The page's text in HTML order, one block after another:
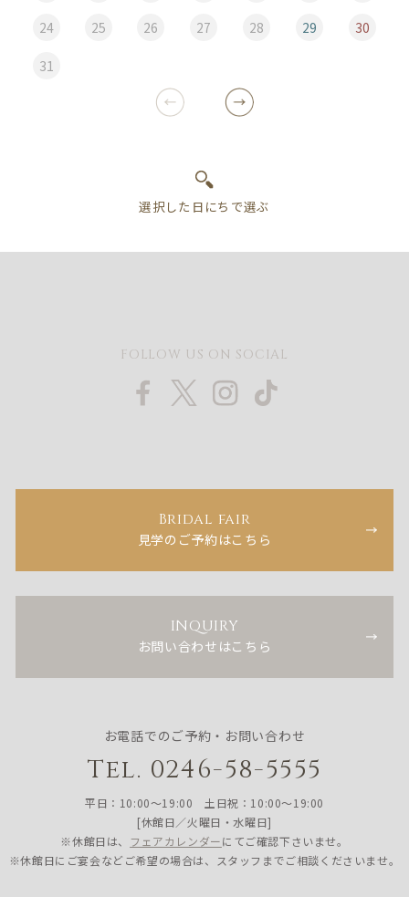
24 25 26 27 28 29 30
31
FOLLOW US ON SOCIAL
Bridal fair
見学のご予約はこちら
INQUIRY
お問い合わせはこちら
お電話でのご予約・お問い合わせ
Tel. 0246-58-5555
平日：10:00〜19:00 土日祝：10:00〜19:00
[休館日／火曜日・水曜日]
※休館日は、 フェアカレンダーにてご確認下さいませ。
※休館日にご宴会などご希望の場合は、スタッフまでご相談くださいませ。